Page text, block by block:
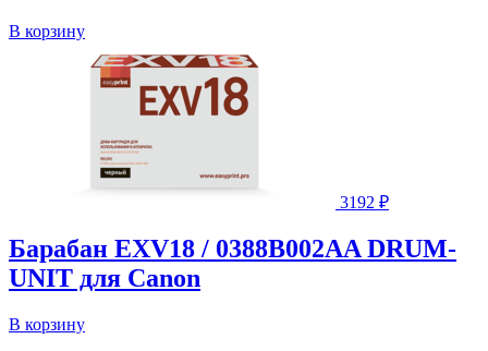
В корзину
3192 ₽
Барабан EXV18 / 0388B002AA DRUM-
UNIT для Canon
В корзину